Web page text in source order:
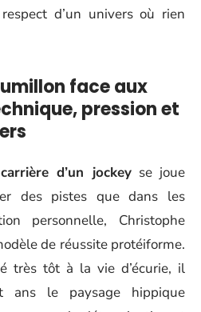
d’un univers où rien
face aux
pression et
carrière d’un jockeyse joue
des pistes que dans les
personnelle, Christophe
de réussite protéiforme.
très tôt à la vie d’écurie, il
ans le paysage hippique